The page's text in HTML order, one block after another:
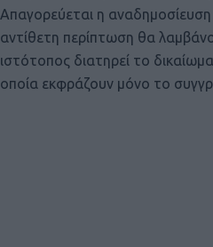
Απαγορεύεται η
αντίθετη περίπτωση θα
ιστότοπος διατηρεί το
οποία εκφράζουν μόνο το